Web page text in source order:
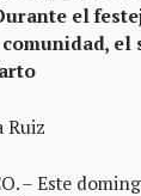
el
el
Ruiz
– Este